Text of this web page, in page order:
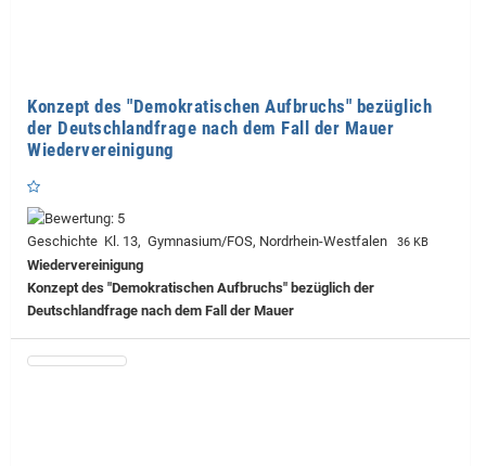
Konzept des "Demokratischen Aufbruchs" bezüglich
der Deutschlandfrage nach dem Fall der Mauer
Wiedervereinigung
Geschichte Kl. 13, Gymnasium/FOS, Nordrhein-Westfalen 36 KB
Wiedervereinigung
Konzept des "Demokratischen Aufbruchs" bezüglich der
Deutschlandfrage nach dem Fall der Mauer